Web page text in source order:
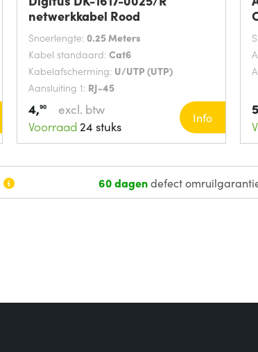
netwerkkabel Rood
Snoerlengte: 0.25 Meters
Kabel standaard: Cat6
Kabelafscherming: U/UTP (UTP)
Aansluiting 1: RJ-45
4,90
excl. btw
Voorraad 24 stuks
Info
60 dagendefect